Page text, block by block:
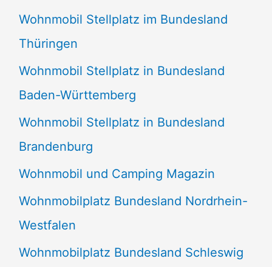
Wohnmobil Stellplatz im Bundesland
Thüringen
Wohnmobil Stellplatz in Bundesland
Baden-Württemberg
Wohnmobil Stellplatz in Bundesland
Brandenburg
Wohnmobil und Camping Magazin
Wohnmobilplatz Bundesland Nordrhein-
Westfalen
Wohnmobilplatz Bundesland Schleswig